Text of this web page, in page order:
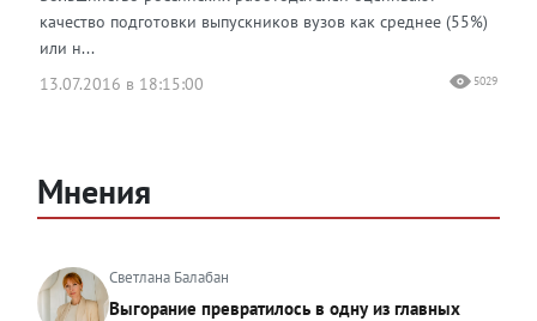
качество подготовки выпускников вузов как среднее (55%)
или н...
13.07.2016 в 18:15:00
5029
Мнения
Светлана Балабан
Выгорание превратилось в одну из главных